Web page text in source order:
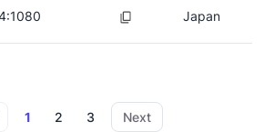
Japan
1 2 3 Next